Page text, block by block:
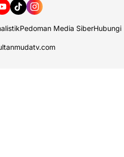
Pedoman Media SiberHubungi